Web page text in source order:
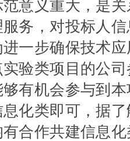
意义重大，是
务，对投标人
一步确保技术
验类项目的公
有机会参与到
化类即可，据
合作共建信息